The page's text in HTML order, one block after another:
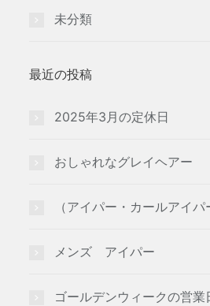
未分類
最近の投稿
2025年3月の定休日
おしゃれなグレイヘアー
（アイパー・カールアイ
メンズ アイパー
ゴールデンウィークの営